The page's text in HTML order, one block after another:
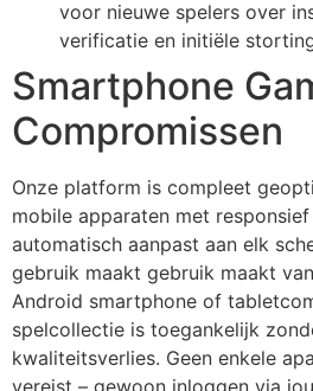
Forum
giriş
escort
voor nieuwe spelers over
verificatie en initiële
Smartphone
Compromissen
Onze platform is compleet
mobile apparaten met
automatisch aanpast aan elk
gebruik maakt gebruik maakt
Android smartphone of
spelcollectie is toegankelijk
kwaliteitsverlies. Geen enkele